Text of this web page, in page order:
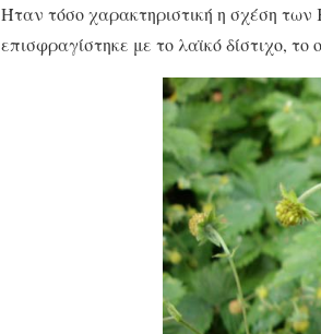
Ήταν τόσο χαρακτηριστική η σχέση
επισφραγίστηκε με το λαϊκό δίστιχο,